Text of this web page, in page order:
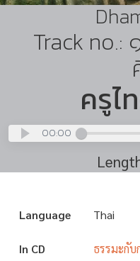
Track no.:
ครูไ
00:00
Language Thai
In CD ธรรมะกับ